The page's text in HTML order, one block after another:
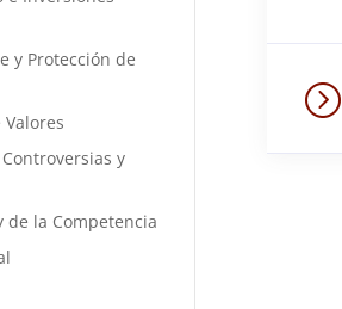
y Protección de
y
de la Competencia
=